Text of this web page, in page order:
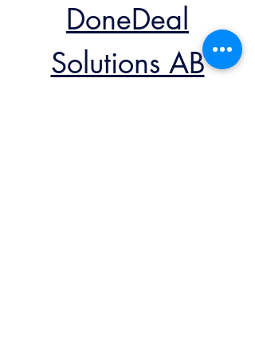
DoneDeal
Solutions AB